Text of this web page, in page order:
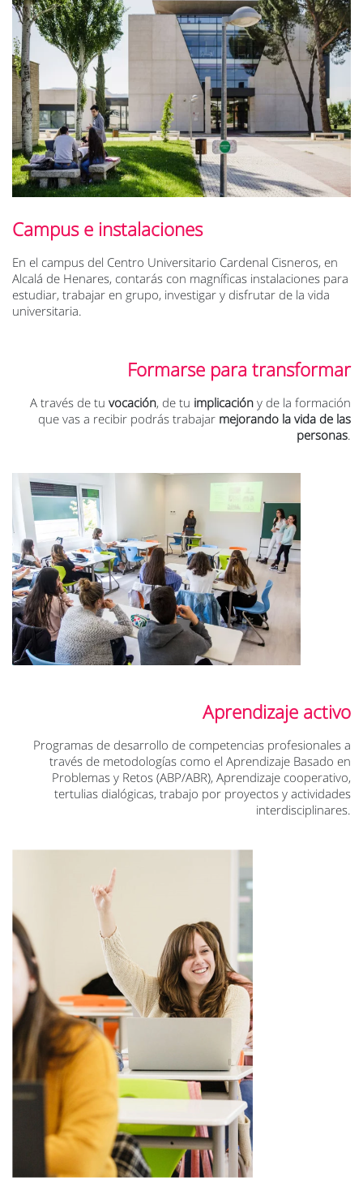
Campus e instalaciones
En el campus del Centro Universitario Cardenal Cisneros, en
Alcalá de Henares, contarás con magníficas instalaciones para
estudiar, trabajar en grupo, investigar y disfrutar de la vida
universitaria.
Formarse para transformar
A través de tu vocación, de tu implicación y de la formación
que vas a recibir podrás trabajar mejorando la vida de las
personas.
Aprendizaje activo
Programas de desarrollo de competencias profesionales a
través de metodologías como el Aprendizaje Basado en
Problemas y Retos (ABP/ABR), Aprendizaje cooperativo,
tertulias dialógicas, trabajo por proyectos y actividades
interdisciplinares.